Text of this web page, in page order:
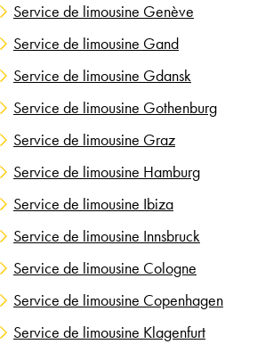
Service de limousine Genève
Service de limousine Gand
Service de limousine Gdansk
Service de limousine Gothenburg
Service de limousine Graz
Service de limousine Hamburg
Service de limousine Ibiza
Service de limousine Innsbruck
Service de limousine Cologne
Service de limousine Copenhagen
Service de limousine Klagenfurt